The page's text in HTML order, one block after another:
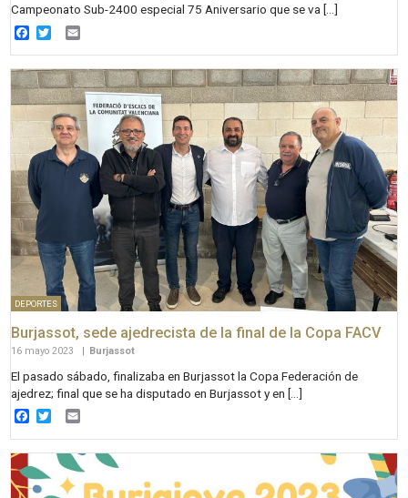
Campeonato Sub-2400 especial 75 Aniversario que se va […]
Facebook
Twitter
DEPORTES
Burjassot, sede ajedrecista de la final de la Copa FACV
16 mayo 2023 | Burjassot
El pasado sábado, finalizaba en Burjassot la Copa Federación de
ajedrez; final que se ha disputado en Burjassot y en […]
Facebook
Twitter